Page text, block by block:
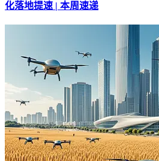
化落地提速 | 本周速递